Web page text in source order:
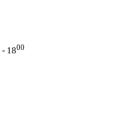
- 1800